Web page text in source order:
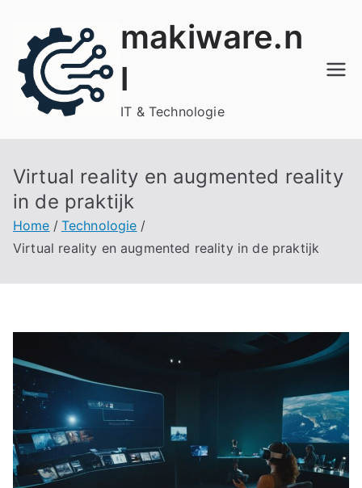
inhoud
makiware.n
l
IT & Technologie
Virtual reality en augmented reality
in de praktijk
Home
Technologie
Virtual reality en augmented reality in de praktijk